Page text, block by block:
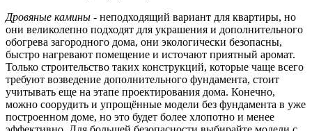
Дровяные камины - неподходящий вариант для квартиры, но
они великолепно подходят для украшения и дополнительного
обогрева загородного дома, они экологически безопасны,
быстро нагревают помещение и источают приятный аромат.
Только строительство таких конструкций, которые чаще всего
требуют возведение дополнительного фундамента, стоит
учитывать еще на этапе проектирования дома. Конечно,
можно соорудить и упрощённые модели без фундамента в уже
построенном доме, но это будет более хлопотно и менее